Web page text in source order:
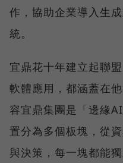
作，協助企業導入生
統。
宜鼎花十年建立起聯
軟體應用，都涵蓋在
容宜鼎集團是「邊緣
置分為多個板塊，從
與決策，每一塊都能